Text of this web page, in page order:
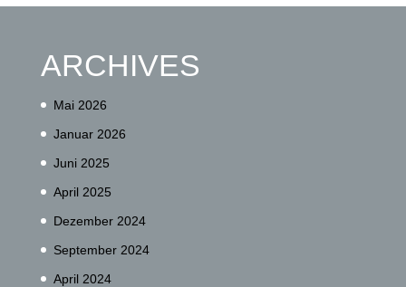
ARCHIVES
Mai 2026
Januar 2026
Juni 2025
April 2025
Dezember 2024
September 2024
April 2024